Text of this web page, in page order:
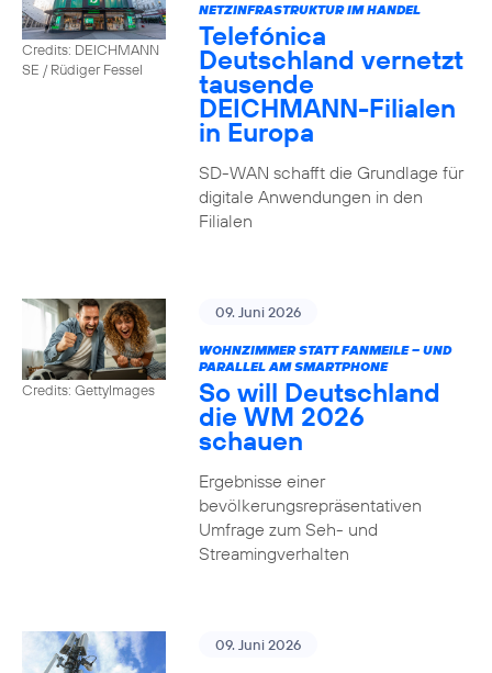
Credits: DEICHMANN
SE / Rüdiger Fessel
NETZINFRASTRUKTUR IM HANDEL
Telefónica
Deutschland vernetzt
tausende
DEICHMANN-Filialen
in Europa
SD-WAN schafft die Grundlage für
digitale Anwendungen in den
Filialen
Credits: GettyImages
09. Juni 2026
WOHNZIMMER STATT FANMEILE – UND
PARALLEL AM SMARTPHONE
So will Deutschland
die WM 2026
schauen
Ergebnisse einer
bevölkerungsrepräsentativen
Umfrage zum Seh- und
Streamingverhalten
09. Juni 2026